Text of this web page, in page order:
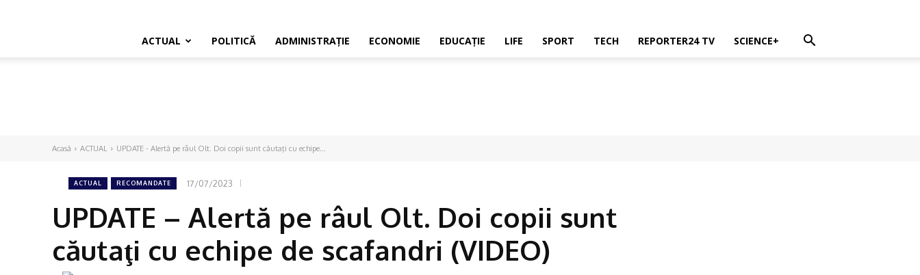
ACTUAL POLITICĂ ADMINISTRAŢIE ECONOMIE EDUCAŢIE LIFE SPORT TECH REPORTER24 TV SCIENCE+
Acasă ACTUAL UPDATE - Alertă pe râul Olt. Doi copii sunt căutaţi cu echipe...
ACTUAL RECOMANDATE 17/07/2023
UPDATE – Alertă pe râul Olt. Doi copii sunt
căutaţi cu echipe de scafandri (VIDEO)